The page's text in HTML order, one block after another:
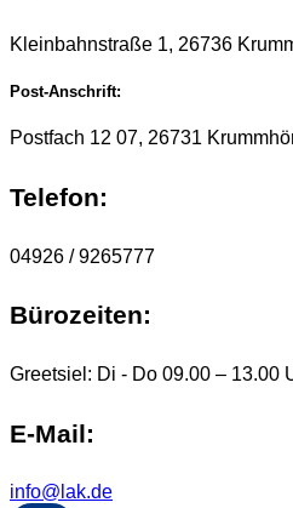
Kleinbahnstraße 1, 26736
Post-Anschrift:
Postfach 12 07, 26731
Telefon:
04926 / 9265777
Bürozeiten:
Greetsiel: Di - Do 09.00 – 13.00
E-Mail:
info@lak.de